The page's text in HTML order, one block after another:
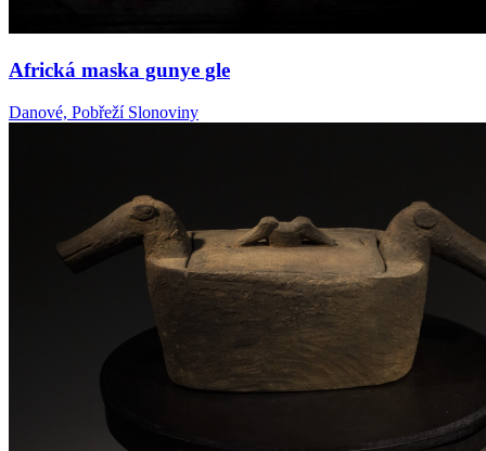
Africká maska gunye gle
Danové, Pobřeží Slonoviny